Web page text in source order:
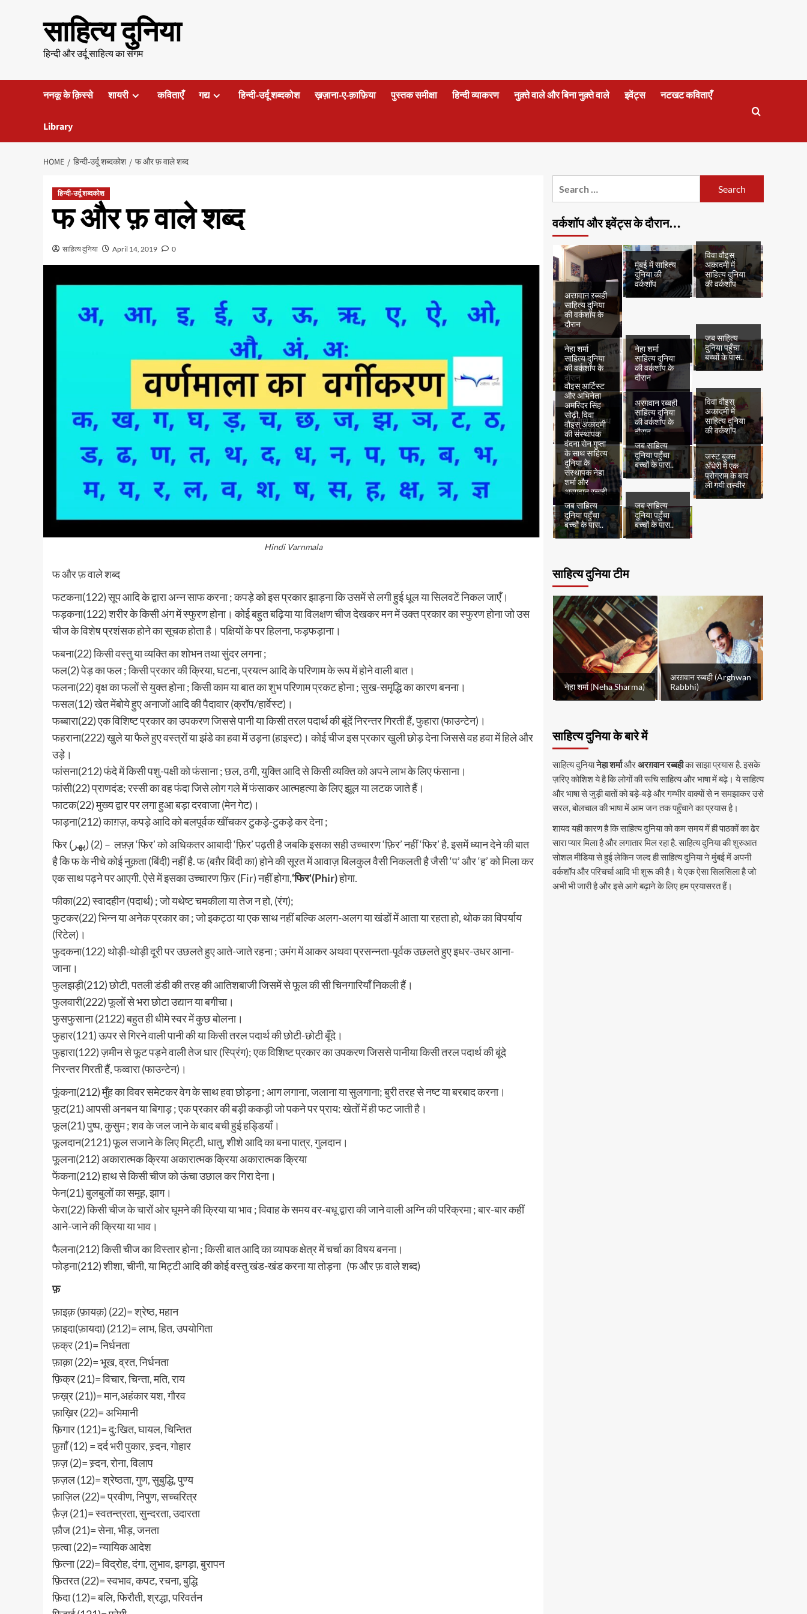
साहित्य दुनिया
हिन्दी और उर्दू साहित्य का संगम
ननकू के क़िस्से शायरी कविताएँ गद्य हिन्दी-उर्दू शब्दकोश ख़ज़ाना-ए-क़ाफ़िया पुस्तक समीक्षा हिन्दी व्याकरण नुक़्ते वाले और बिना नुक़्ते वाले इवेंट्स नटखट कविताएँ
Library
HOME हिन्दी-उर्दू शब्दकोश फ और फ़ वाले शब्द
हिन्दी-उर्दू शब्दकोश
फ और फ़ वाले शब्द
साहित्य दुनिया April 14, 2019 0
Hindi Varnmala
फ और फ़ वाले शब्द
फटकना(122) सूप आदि के द्वारा अन्न साफ करना ; कपड़े को इस प्रकार झाड़ना कि उसमें से लगी हुई धूल या सिलवटें निकल जाएँ।
फड़कना(122) शरीर के किसी अंग में स्फुरण होना। कोई बहुत बढ़िया या विलक्षण चीज देखकर मन में उक्त प्रकार का स्फुरण होना जो उस
चीज के विशेष प्रशंसक होने का सूचक होता है। पक्षियों के पर हिलना, फड़फड़ाना।
फबना(22) किसी वस्तु या व्यक्ति का शोभन तथा सुंदर लगना ;
फल(2) पेड़ का फल ; किसी प्रकार की क्रिया, घटना, प्रयत्न आदि के परिणाम के रूप में होने वाली बात।
फलना(22) वृक्ष का फलों से युक्त होना ; किसी काम या बात का शुभ परिणाम प्रकट होना ; सुख-समृद्धि का कारण बनना।
फसल(12) खेत मेंबोये हुए अनाजों आदि की पैदावार (क्रॉप/हार्वेस्ट)।
फब्बारा(22) एक विशिष्ट प्रकार का उपकरण जिससे पानी या किसी तरल पदार्थ की बूंदें निरन्तर गिरती हैं, फुहारा (फाउन्टेन)।
फहराना(222) खुले या फैले हुए वस्त्रों या झंडे का हवा में उड़ना (हाइस्ट)। कोई चीज इस प्रकार खुली छोड़ देना जिससे वह हवा में हिले और
उड़े।
फांसना(212) फंदे में किसी पशु-पक्षी को फंसाना ; छल, ठगी, युक्ति आदि से किसी व्यक्ति को अपने लाभ के लिए फंसाना।
फांसी(22) प्राणदंड; रस्सी का वह फंदा जिसे लोग गले में फंसाकर आत्महत्या के लिए झूल या लटक जाते हैं।
फाटक(22) मुख्य द्वार पर लगा हुआ बड़ा दरवाजा (मेन गेट)।
फाड़ना(212) काग़ज़, कपड़े आदि को बलपूर्वक खींचकर टुकड़े-टुकड़े कर देना ;
फिर (پھر) (2) – लफ़्ज़ ‘फिर’ को अधिकतर आबादी ‘फ़िर’ पढ़ती है जबकि इसका सही उच्चारण ‘फ़िर’ नहीं ‘फिर’ है. इसमें ध्यान देने की बात
है कि फ के नीचे कोई नुक़ता (बिंदी) नहीं है. फ (बग़ैर बिंदी का) होने की सूरत में आवाज़ बिलकुल वैसी निकलती है जैसी ‘प’ और ‘ह’ को मिला कर
एक साथ पढ़ने पर आएगी. ऐसे में इसका उच्चारण फ़िर (Fir) नहीं होगा,‘फिर'(Phir)होगा.
फीका(22) स्वादहीन (पदार्थ) ; जो यथेष्ट चमकीला या तेज न हो, (रंग);
फुटकर(22) भिन्न या अनेक प्रकार का ; जो इकट्ठा या एक साथ नहीं बल्कि अलग-अलग या खंडों में आता या रहता हो, थोक का विपर्याय
(रिटेल)।
फुदकना(122) थोड़ी-थोड़ी दूरी पर उछलते हुए आते-जाते रहना ; उमंग में आकर अथवा प्रसन्नता-पूर्वक उछलते हुए इधर-उधर आना-
जाना।
फुलझड़ी(212) छोटी, पतली डंडी की तरह की आतिशबाजी जिसमें से फूल की सी चिनगारियाँ निकली हैं।
फुलवारी(222) फूलों से भरा छोटा उद्यान या बगीचा।
फुसफुसाना (2122) बहुत ही धीमे स्वर में कुछ बोलना।
फुहार(121) ऊपर से गिरने वाली पानी की या किसी तरल पदार्थ की छोटी-छोटी बूँदे।
फुहारा(122) ज़मीन से फूट पड़ने वाली तेज धार (स्प्रिंग); एक विशिष्ट प्रकार का उपकरण जिससे पानीया किसी तरल पदार्थ की बूंदे
निरन्तर गिरती हैं, फव्वारा (फाउन्टेन)।
फूंकना(212) मुँह का विवर समेटकर वेग के साथ हवा छोड़ना ; आग लगाना, जलाना या सुलगाना; बुरी तरह से नष्ट या बरबाद करना।
फूट(21) आपसी अनबन या बिगाड़ ; एक प्रकार की बड़ी ककड़ी जो पकने पर प्राय: खेतों में ही फट जाती है।
फूल(21) पुष्प, कुसुम ; शव के जल जाने के बाद बची हुई हड्डियाँ।
फूलदान(2121) फूल सजाने के लिए मिट्टी, धातु, शीशे आदि का बना पात्र, गुलदान।
फूलना(212) अकारात्मक क्रिया अकारात्मक क्रिया अकारात्मक क्रिया
फेंकना(212) हाथ से किसी चीज को ऊंचा उछाल कर गिरा देना।
फेन(21) बुलबुलों का समूह, झाग।
फेरा(22) किसी चीज के चारों ओर घूमने की क्रिया या भाव ; विवाह के समय वर-बधू द्वारा की जाने वाली अग्नि की परिक्रमा ; बार-बार कहीं
आने-जाने की क्रिया या भाव।
फैलना(212) किसी चीज का विस्तार होना ; किसी बात आदि का व्यापक क्षेत्र में चर्चा का विषय बनना।
फोड़ना(212) शीशा, चीनी, या मिट्टी आदि की कोई वस्तु खंड-खंड करना या तोड़ना (फ और फ़ वाले शब्द)
फ़
फ़ाइक़ (फ़ायक़) (22)= श्रेष्ठ, महान
फ़ाइदा(फ़ायदा) (212)= लाभ, हित, उपयोगिता
फ़क्र (21)= निर्धनता
फ़ाक़ा (22)= भूख, व्रत, निर्धनता
फ़िक्र (21)= विचार, चिन्ता, मति, राय
फ़ख़्र (21))= मान,अहंकार यश, गौरव
फ़ाख़िर (22)= अभिमानी
फ़िगार (121)= दु:खित, घायल, चिन्तित
फ़ुग़ाँ (12) = दर्द भरी पुकार, स्र्दन, गोहार
फ़ज़ (2)= स्र्दन, रोना, विलाप
फ़ज़ल (12)= श्रेष्ठता, गुण, सुबुद्धि, पुण्य
फ़ाज़िल (22)= प्रवीण, निपुण, सच्चरित्र
फ़ैज़ (21)= स्वतन्त्रता, सुन्दरता, उदारता
फ़ौज (21)= सेना, भीड़, जनता
फ़त्वा (22)= न्यायिक आदेश
फ़ित्ना (22)= विद्रोह, दंगा, लुभाव, झगड़ा, बुरापन
फ़ितरत (22)= स्वभाव, कपट, रचना, बुद्धि
फ़िदा (12)= बलि, फिरौती, श्रद्धा, परिवर्तन
वर्कशॉप और इवेंट्स के दौरान…
अरग़वान रब्बही
साहित्य दुनिया
की वर्कशॉप के
दौरान
मुंबई में साहित्य
दुनिया की
वर्कशॉप
विवा वौइस्
अकादमी में
साहित्य दुनिया
की वर्कशॉप
नेहा शर्मा
साहित्य दुनिया
की वर्कशॉप के
दौरान
नेहा शर्मा
साहित्य दुनिया
की वर्कशॉप के
दौरान
जब साहित्य
दुनिया पहुँचा
बच्चों के पास..
नेहा शर्मा के साथ
वंदना सेन गुप्ता
अरग़वान रब्बही
साहित्य दुनिया
की वर्कशॉप के
दौरान
विवा वौइस्
अकादमी में
साहित्य दुनिया
की वर्कशॉप
वौइस् आर्टिस्ट
और अभिनेता
अमरिंदर सिंह
सोढ़ी, विवा
वौइस् अकादमी
की संस्थापक
वंदना सेन गुप्ता
के साथ साहित्य
दुनिया के
संस्थापक नेहा
शर्मा और
अरग़वान रब्बही
जब साहित्य
दुनिया पहुँचा
बच्चों के पास..
जस्ट बुक्स
अँधेरी में एक
प्रोग्राम के बाद
ली गयी तस्वीर
जब साहित्य
दुनिया पहुँचा
बच्चों के पास..
जब साहित्य
दुनिया पहुँचा
बच्चों के पास..
साहित्य दुनिया टीम
नेहा शर्मा (Neha Sharma)
अरग़वान रब्बही (Arghwan
Rabbhi)
साहित्य दुनिया के बारे में
साहित्य दुनियानेहा शर्माऔरअरग़वान रब्बहीका साझा प्रयास है. इसके
ज़रिए कोशिश ये है कि लोगों की रूचि साहित्य और भाषा में बढ़े। ये साहित्य
और भाषा से जुड़ी बातों को बड़े-बड़े और गम्भीर वाक्यों से न समझाकर उसे
सरल, बोलचाल की भाषा में आम जन तक पहुँचाने का प्रयास है।
शायद यही कारण है कि साहित्य दुनिया को कम समय में ही पाठकों का ढेर
सारा प्यार मिला है और लगातार मिल रहा है. साहित्य दुनिया की शुरुआत
सोशल मीडिया से हुई लेकिन जल्द ही साहित्य दुनिया ने मुंबई में अपनी
वर्कशॉप और परिचर्चा आदि भी शुरू की है। ये एक ऐसा सिलसिला है जो
अभी भी जारी है और इसे आगे बढ़ाने के लिए हम प्रयासरत हैं।